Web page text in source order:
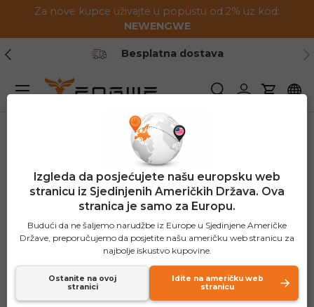
Preskoči na sadržaj
Za nove kupce uživajte u popustu od 2% uz kod:
NEWENGWE
Prethodno
1-2 godine jamstvo
Pretraživanje
Prijavite se
Košarica
Jelovnik
Izgleda da posjećujete našu europsku web
stranicu iz Sjedinjenih Američkih Država. Ova
stranica je samo za Europu.
Budući da ne šaljemo narudžbe iz Europe u Sjedinjene Američke
Države, preporučujemo da posjetite našu američku web stranicu za
najbolje iskustvo kupovine.
Ostanite na ovoj
stranici
Idite na američku web
stranicu